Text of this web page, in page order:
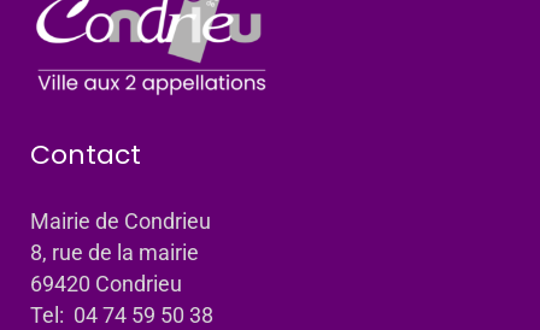
Contact
Mairie de Condrieu
8, rue de la mairie
69420 Condrieu
Tel: 04 74 59 50 38